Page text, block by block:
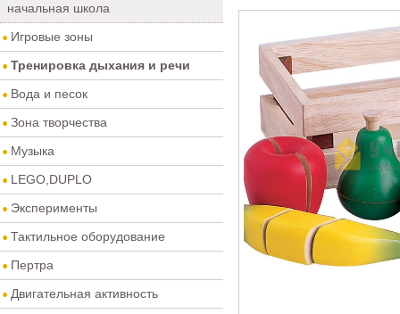
начальная школа
Игровые зоны
Тренировка дыхания и речи
Вода и песок
Зона творчества
Музыка
LEGO,DUPLO
Эксперименты
Тактильное оборудование
Пертра
Двигательная активность